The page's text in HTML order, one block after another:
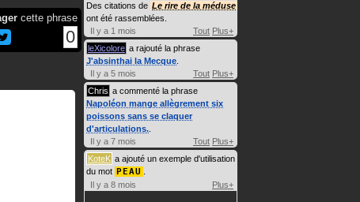
cette phrase
0
Des citations de Le rire de la méduse
ont été rassemblées.
Il y a 1 mois
Tout Plus+
leXicolore a rajouté la phrase
J'absinthai la Mecque
Il y a 5 mois
Tout Plus+
Chris a commenté la phrase
Napoléon mange allègrement six
poissons sans se claquer
d'articulations.
Il y a 7 mois
Tout Plus+
KoteK a ajouté un exemple d'utilisation
du mot PEAU
Il y a 8 mois
Plus+